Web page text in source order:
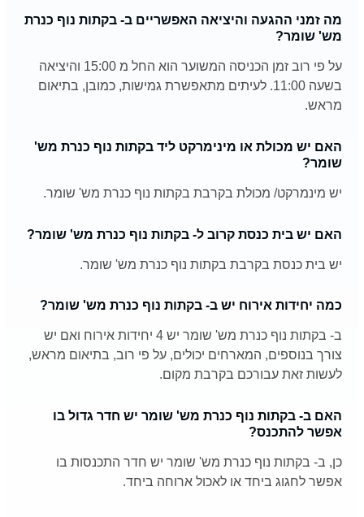
מה זמני ההגעה והיציאה האפשריים ב- בקתות נוף כנרת
מש' שומר?
על פי רוב זמן הכניסה המשוער הוא החל מ 15:00 והיציאה
בשעה 11:00. לעיתים מתאפשרת גמישות, כמובן, בתיאום
מראש.
האם יש מכולת או מינימרקט ליד בקתות נוף כנרת מש'
שומר?
יש מינמרקט/ מכולת בקרבת בקתות נוף כנרת מש' שומר.
האם יש בית כנסת קרוב ל- בקתות נוף כנרת מש' שומר?
יש בית כנסת בקרבת בקתות נוף כנרת מש' שומר.
כמה יחידות אירוח יש ב- בקתות נוף כנרת מש' שומר?
ב- בקתות נוף כנרת מש' שומר יש 4 יחידות אירוח ואם יש
צורך בנוספים, המארחים יכולים, על פי רוב, בתיאום מראש,
לעשות זאת עבורכם בקרבת מקום.
האם ב- בקתות נוף כנרת מש' שומר יש חדר גדול בו
אפשר להתכנס?
כן, ב- בקתות נוף כנרת מש' שומר יש חדר התכנסות בו
אפשר לחגוג ביחד או לאכול ארוחה ביחד.